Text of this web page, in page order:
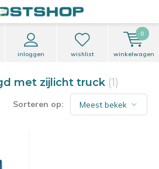
inloggen wishlist winkelwagen
0
met zijlicht truck (1)
Sorteren op: